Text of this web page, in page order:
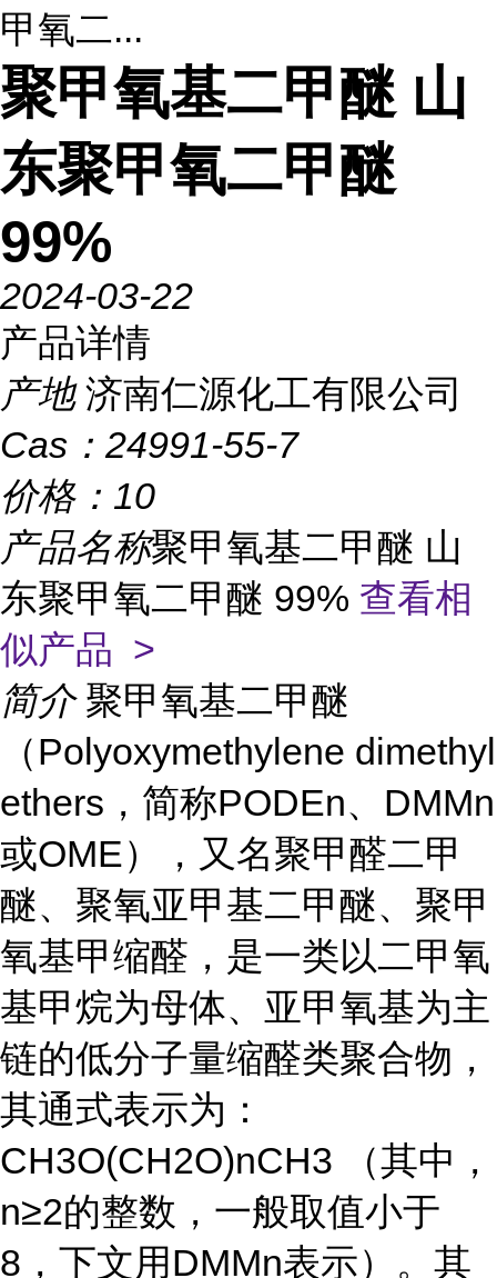
甲氧二...
聚甲氧基二甲醚 山
东聚甲氧二甲醚
99%
2024-03-22
产品详情
产地 济南仁源化工有限公司
Cas： 24991-55-7
价格： 10
产品名称聚甲氧基二甲醚 山
东聚甲氧二甲醚 99% 查看相
似产品 >
简介 聚甲氧基二甲醚
（Polyoxymethylene dimethyl
ethers，简称PODEn、DMMn
或OME），又名聚甲醛二甲
醚、聚氧亚甲基二甲醚、聚甲
氧基甲缩醛，是一类以二甲氧
基甲烷为母体、亚甲氧基为主
链的低分子量缩醛类聚合物，
其通式表示为：
CH3O(CH2O)nCH3 （其中，
n≥2的整数，一般取值小于
8，下文用DMMn表示）。其